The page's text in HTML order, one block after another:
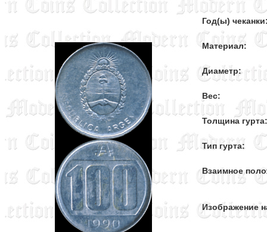
Год(ы)
Материал:
Диаметр:
Вес:
Толщина гурта:
Тип гурта:
Взаимное
Изображение